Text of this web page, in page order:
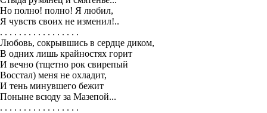
Но полно! полно! Я любил,
Я чувств своих не изменил!..
. . . . . . . . . . . . . . . . .
Любовь, сокрывшись в сердце диком,
В одних лишь крайностях горит
И вечно (тщетно рок свирепый
Восстал) меня не охладит,
И тень минувшего бежит
Поныне всюду за Мазепой...
. . . . . . . . . . . . . . . . .